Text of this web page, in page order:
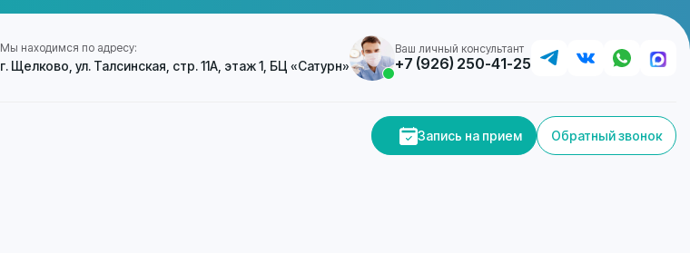
Мы находимся по адресу:
г. Щелково, ул. Талсинская, стр. 11А, этаж 1, БЦ «Сатурн»
Ваш личный консультант
+7 (926) 250-41-25
Запись на прием Обратный звонок